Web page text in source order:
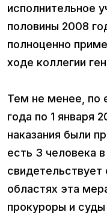
исполнительное
половины 2008
полноценно
ходе коллегии
Тем не менее, по
года по 1 января
наказания были
есть 3 человека
свидетельствует
областях эта
прокуроры и